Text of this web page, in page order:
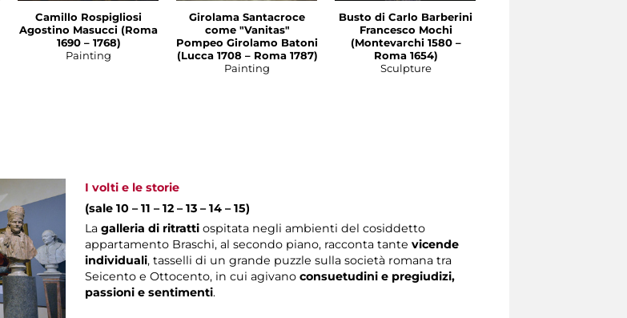
Camillo Rospigliosi
Agostino Masucci (Roma
1690 – 1768)
Painting
Girolama Santacroce
come "Vanitas"
Pompeo Girolamo Batoni
(Lucca 1708 – Roma 1787)
Painting
Busto di Carlo Barberini
Francesco Mochi
(Montevarchi 1580 –
Roma 1654)
Sculpture
I volti e le storie
(sale 10 – 11 – 12 – 13 – 14 – 15)
Lagalleria di ritratti ospitata negli ambienti del cosiddetto
appartamento Braschi, al secondo piano, racconta tantevicende
individuali, tasselli di un grande puzzle sulla società romana tra
Seicento e Ottocento, in cui agivanoconsuetudini e pregiudizi,
passioni e sentimenti.